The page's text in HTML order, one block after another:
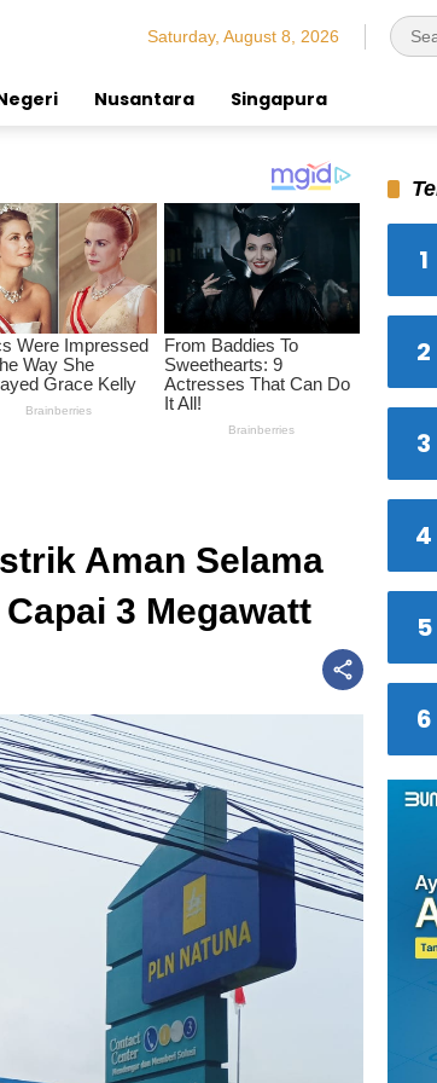
Saturday, August 8, 2026
Nusantara Singapura
Aman Selama
3 Megawatt
1
2
3
4
5
6